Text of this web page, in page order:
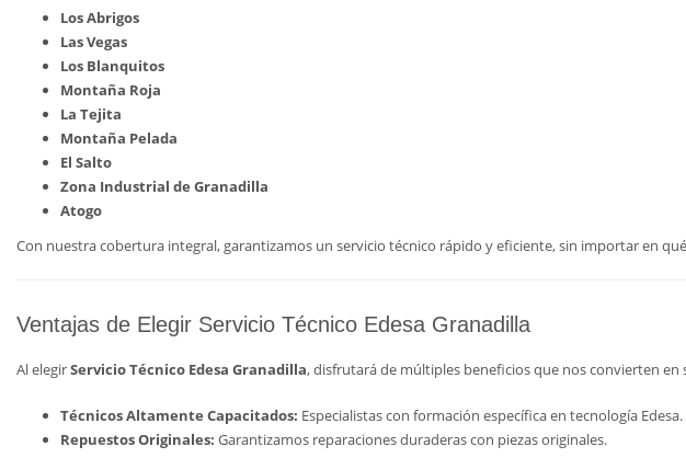
Los Abrigos
Las Vegas
Los Blanquitos
Montaña Roja
La Tejita
Montaña Pelada
El Salto
Zona Industrial de Granadilla
Atogo
Con nuestra cobertura integral, garantizamos un servicio técnico rápido y eficiente, sin importar en
Ventajas de Elegir Servicio Técnico Edesa Granadilla
Al elegirServicio Técnico Edesa Granadilla, disfrutará de múltiples beneficios que nos convierten en
Técnicos Altamente Capacitados: Especialistas con formación específica en tecnología Edesa.
Repuestos Originales: Garantizamos reparaciones duraderas con piezas originales.